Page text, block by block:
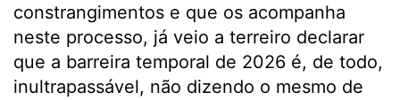
constrangimentos e que os acompanha
neste processo, já veio a terreiro declarar
que a barreira temporal de 2026 é, de todo,
inultrapassável, não dizendo o mesmo de